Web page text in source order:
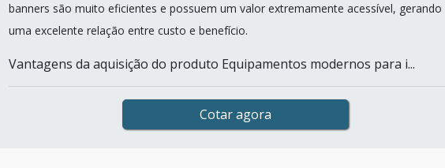
banners são muito eficientes e possuem um valor extremamente acessível, gerando
uma excelente relação entre custo e benefício.
Vantagens da aquisição do produto Equipamentos modernos para i...
Cotar agora